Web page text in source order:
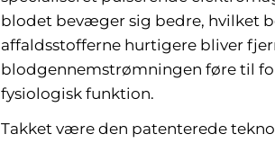
blodet bevæger sig bedre, hvilket
affaldsstofferne hurtigere bliver
blodgennemstrømningen føre til
fysiologisk funktion.
Takket være den patenterede